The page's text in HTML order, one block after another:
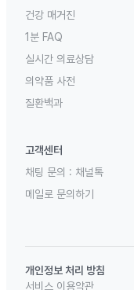
건강 매거진
1분 FAQ
실시간 의료상담
의약품 사전
질환백과
고객센터
채팅 문의 : 채널톡
메일로 문의하기
개인정보 처리 방침
서비스 이용약관